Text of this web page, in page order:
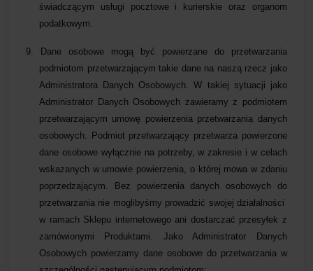
świadczącym usługi pocztowe i kurierskie oraz organom
podatkowym.
9.
Dane osobowe mogą być powierzane do przetwarzania
podmiotom przetwarzającym takie dane na naszą rzecz jako
Administratora Danych Osobowych. W takiej sytuacji jako
Administrator Danych Osobowych zawieramy z podmiotem
przetwarzającym umowę powierzenia przetwarzania danych
osobowych. Podmiot przetwarzający przetwarza powierzone
dane osobowe wyłącznie na potrzeby, w zakresie i w celach
wskazanych w umowie powierzenia, o której mowa w zdaniu
poprzedzającym. Bez powierzenia danych osobowych do
przetwarzania nie moglibyśmy prowadzić swojej działalności
w ramach Sklepu internetowego ani dostarczać przesyłek z
zamówionymi Produktami. Jako Administrator Danych
Osobowych powierzamy dane osobowe do przetwarzania w